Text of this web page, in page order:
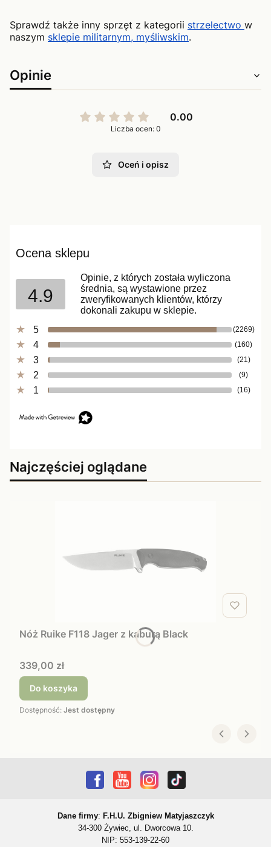
Sprawdź także inny sprzęt z kategorii strzelectwo w
naszym sklepie militarnym, myśliwskim.
Opinie
0.00
Liczba ocen: 0
Oceń i opisz
Ocena sklepu
4.9
Opinie, z których została wyliczona
średnia, są wystawione przez
zweryfikowanych klientów, którzy
dokonali zakupu w sklepie.
5
(2269)
4 (160)
3 (21)
2 (9)
1 (16)
Najczęściej oglądane
Nóż Ruike F118 Jager z kaburą Black
Cena
339,00 zł
Do koszyka
Dostępność: Jest dostępny
Dane firmy: F.H.U. Zbigniew Matyjaszczyk
34-300 Żywiec, ul. Dworcowa 10.
NIP: 553-139-22-60